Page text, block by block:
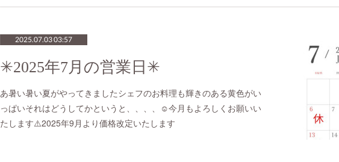
2025.07.03 03:57
✳︎2025年7月の営業日✳︎
あ暑い暑い夏がやってきましたシェフのお料理も輝きのある黄色がい
っぱいそれはどうしてかというと、、、、☺️今月もよろしくお願いい
たします⚠️2025年9月より価格改定いたします